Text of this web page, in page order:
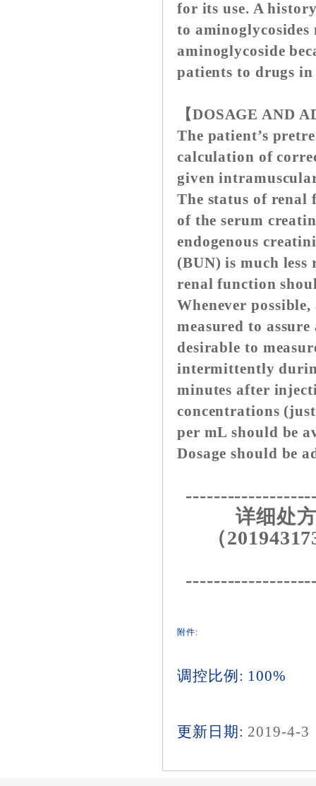
for its use. A
to
aminoglycoside
patients to drugs in
【DOSAGE AND
The patient’s
calculation of
given
The status of renal
of the serum
endogenous
(BUN) is much less
renal function
Whenever
measured to
desirable to
intermittently
minutes after
concentrations
per mL should be
Dosage should be
详细处
（
附件:
调控比例: 100%
更新日期: 2019-4-3